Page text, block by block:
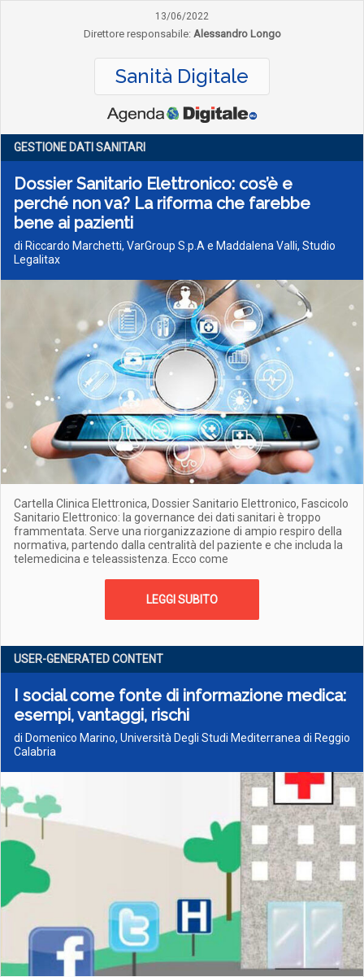
13/06/2022
Direttore responsabile: Alessandro Longo
Sanità Digitale
GESTIONE DATI SANITARI
Dossier Sanitario Elettronico: cos’è e
perché non va? La riforma che farebbe
bene ai pazienti
di Riccardo Marchetti, VarGroup S.p.A e Maddalena Valli, Studio
Legalitax
Cartella Clinica Elettronica, Dossier Sanitario Elettronico, Fascicolo
Sanitario Elettronico: la governance dei dati sanitari è troppo
frammentata. Serve una riorganizzazione di ampio respiro della
normativa, partendo dalla centralità del paziente e che includa la
telemedicina e teleassistenza. Ecco come
LEGGI SUBITO
USER-GENERATED CONTENT
I social come fonte di informazione medica:
esempi, vantaggi, rischi
di Domenico Marino, Università Degli Studi Mediterranea di Reggio
Calabria